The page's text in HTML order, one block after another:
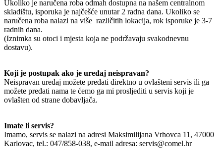
Ukoliko je naručena roba odmah dostupna na našem centralnom
skladištu, isporuka je najčešće unutar 2 radna dana. Ukoliko se
naručena roba nalazi na više različitih lokacija, rok isporuke je 3-7
radnih dana.
(Iznimka su otoci i mjesta koja ne podržavaju svakodnevnu
dostavu).
Koji je postupak ako je uređaj neispravan?
Neispravan uređaj možete predati direktno u ovlašteni servis ili ga
možete predati nama te ćemo ga mi prosljediti u servis koji je
ovlašten od strane dobavljača.
Imate li servis?
Imamo, servis se nalazi na adresi Maksimilijana Vrhovca 11, 47000
Karlovac, tel.: 047/858-038, e-mail adresa: servis@comel.hr